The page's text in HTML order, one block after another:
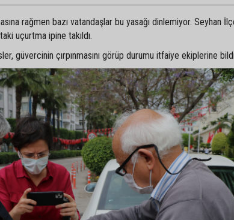
rağmen bazı vatandaşlar bu yasağı dinlemiyor. Seyhan
uçurtma ipine takıldı.
güvercinin çırpınmasını görüp durumu itfaiye ekiplerine